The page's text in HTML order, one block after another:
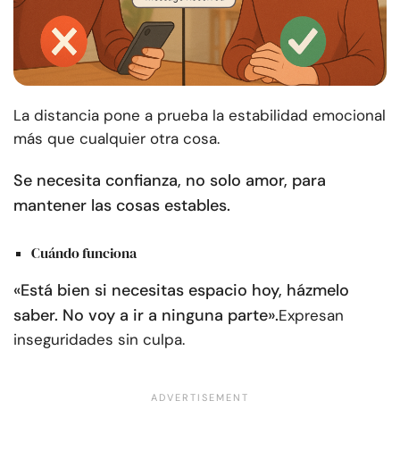
La distancia pone a prueba la estabilidad emocional
más que cualquier otra cosa.
Se necesita confianza, no solo amor, para
mantener las cosas estables.
Cuándo funciona
«Está bien si necesitas espacio hoy, házmelo
saber. No voy a ir a ninguna parte».Expresan
inseguridades sin culpa.